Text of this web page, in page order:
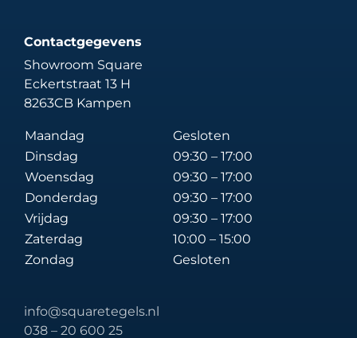
Contactgegevens
Showroom Square
Eckertstraat 13 H
8263CB Kampen
Maandag
Gesloten
Dinsdag
09:30 – 17:00
Woensdag
09:30 – 17:00
Donderdag
09:30 – 17:00
Vrijdag
09:30 – 17:00
Zaterdag
10:00 – 15:00
Zondag
Gesloten
info@squaretegels.nl
038 – 20 600 25